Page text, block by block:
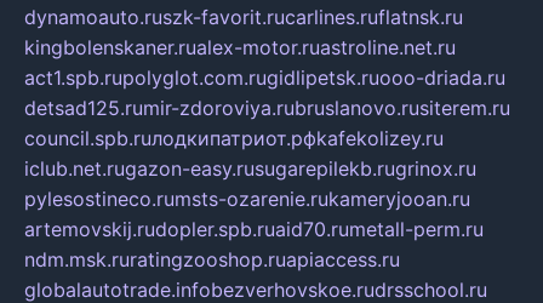
dynamoauto.ruszk-favorit.rucarlines.ruflatnsk.ru
kingbolenskaner.rualex-motor.ruastroline.net.ru
act1.spb.rupolyglot.com.rugidlipetsk.ruooo-driada.ru
detsad125.rumir-zdoroviya.rubruslanovo.rusiterem.ru
council.spb.ruлодкипатриот.рфkafekolizey.ru
iclub.net.rugazon-easy.rusugarepilekb.rugrinox.ru
pylesostineco.rumsts-ozarenie.rukameryjooan.ru
artemovskij.rudopler.spb.ruaid70.rumetall-perm.ru
ndm.msk.ruratingzooshop.ruapiaccess.ru
globalautotrade.infobezverhovskoe.rudrsschool.ru